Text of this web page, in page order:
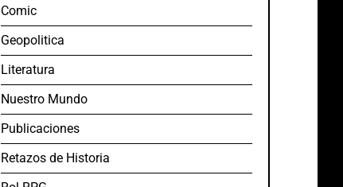
Comic
Geopolitica
Literatura
Nuestro Mundo
Publicaciones
Retazos de Historia